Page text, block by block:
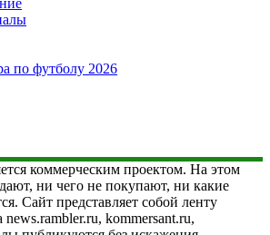
по футболу 2026
коммерческим проектом. На этом
ни чего не покупают, ни какие
Сайт представляет собой ленту
news.rambler.ru, kommersant.ru,